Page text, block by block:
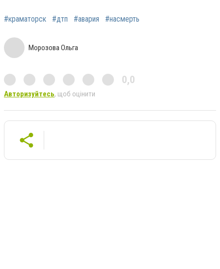
#краматорск #дтп #авария #насмерть
Морозова Ольга
0,0
Авторизуйтесь, щоб оцінити